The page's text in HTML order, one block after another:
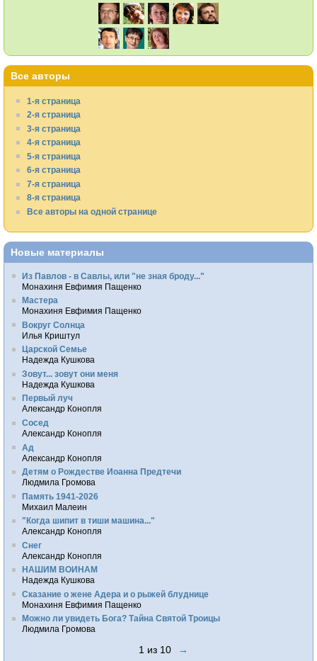
Все авторы
1-я страница
2-я страница
3-я страница
4-я страница
5-я страница
6-я страница
7-я страница
8-я страница
Все авторы на одной странице
Новые материалы
Из Павлов - в Савлы, или "не зная броду..."
Монахиня Евфимия Пащенко
Мастера
Монахиня Евфимия Пащенко
Вокруг Солнца
Илья Криштул
Царской Семье
Надежда Кушкова
Зовут... зовут они меня
Надежда Кушкова
Первый луч
Александр Конопля
Сосед
Александр Конопля
Ад
Александр Конопля
Детям о Рождестве Иоанна Предтечи
Людмила Громова
Память 1941-2026
Михаил Малеин
"Когда шипит в тиши машина..."
Александр Конопля
Снег
Александр Конопля
НАШИМ ВОИНАМ
Надежда Кушкова
Сказание о жене Адера и о рыжей блуднице
Монахиня Евфимия Пащенко
Можно ли увидеть Бога? Тайна Святой Троицы
Людмила Громова
1 из 10 →